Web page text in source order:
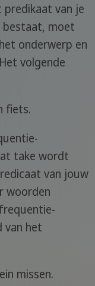
van je
bestaat, moet
onderwerp en
volgende
fiets.
take wordt
van jouw
woorden
van het
missen.